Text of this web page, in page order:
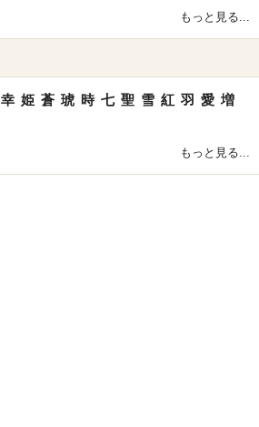
もっと見る...
幸 姫 蒼 琥 時 七 聖 雪 紅 羽 愛 増
もっと見る...